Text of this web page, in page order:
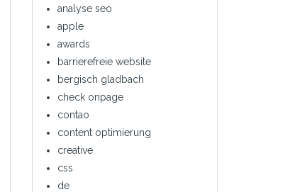
analyse seo
apple
awards
barrierefreie website
bergisch gladbach
check onpage
contao
content optimierung
creative
css
de